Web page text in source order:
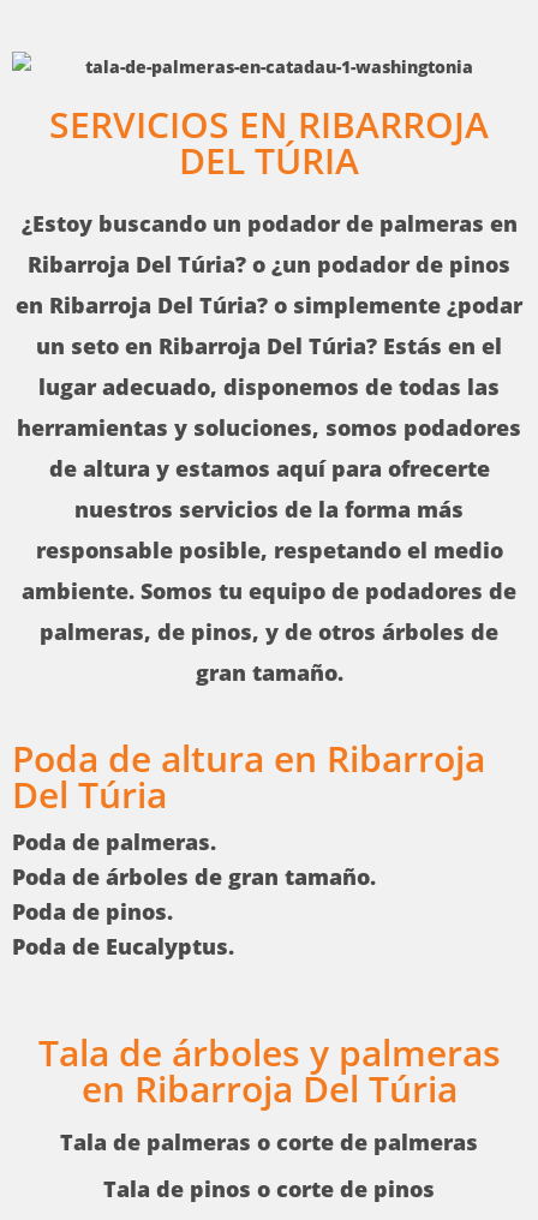
SERVICIOS EN RIBARROJA
DEL TÚRIA
¿Estoy buscando un podador de palmeras en
Ribarroja Del Túria? o ¿un podador de pinos
en Ribarroja Del Túria? o simplemente ¿podar
un seto en Ribarroja Del Túria? Estás en el
lugar adecuado, disponemos de todas las
herramientas y soluciones, somos podadores
de altura y estamos aquí para ofrecerte
nuestros servicios de la forma más
responsable posible, respetando el medio
ambiente. Somos tu equipo de podadores de
palmeras, de pinos, y de otros árboles de
gran tamaño.
Poda de altura en Ribarroja
Del Túria
Poda de palmeras.
Poda de árboles de gran tamaño.
Poda de pinos.
Poda de Eucalyptus.
Tala de árboles y palmeras
en Ribarroja Del Túria
Tala de palmeras o corte de palmeras
Tala de pinos o corte de pinos